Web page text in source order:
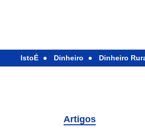
IstoÉ Dinheiro Dinheiro
Artigos